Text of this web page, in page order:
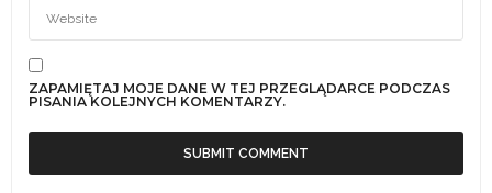
ZAPAMIĘTAJ MOJE DANE W TEJ PRZEGLĄDARCE PODCZAS
PISANIA KOLEJNYCH KOMENTARZY.